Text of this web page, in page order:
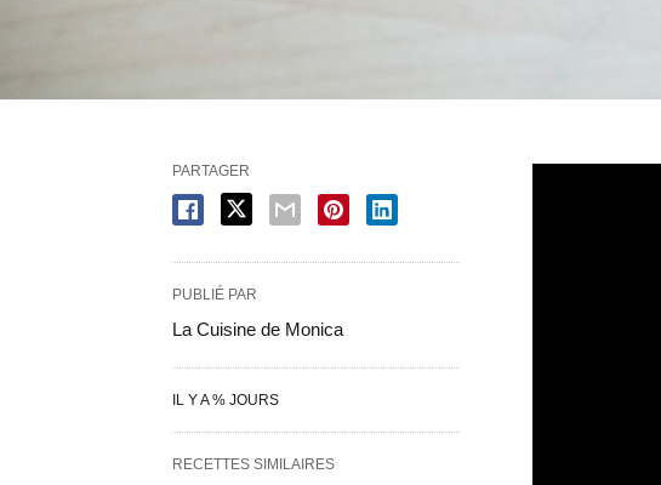
PARTAGER
PUBLIÉ PAR
La Cuisine de Monica
IL Y A % JOURS
RECETTES SIMILAIRES